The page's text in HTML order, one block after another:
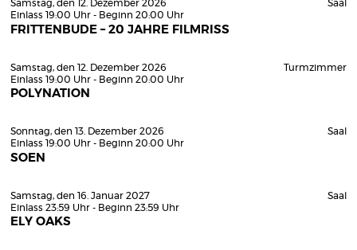
Samstag, den 12. Dezember 2026
Einlass 19:00 Uhr - Beginn 20:00 Uhr
FRITTENBUDE – 20 JAHRE FILMRISS
Saal
Samstag, den 12. Dezember 2026
Einlass 19:00 Uhr - Beginn 20:00 Uhr
POLYNATION
Turmzimmer
Sonntag, den 13. Dezember 2026
Einlass 19:00 Uhr - Beginn 20:00 Uhr
SOEN
Saal
Samstag, den 16. Januar 2027
Einlass 23:59 Uhr - Beginn 23:59 Uhr
ELY OAKS
Saal